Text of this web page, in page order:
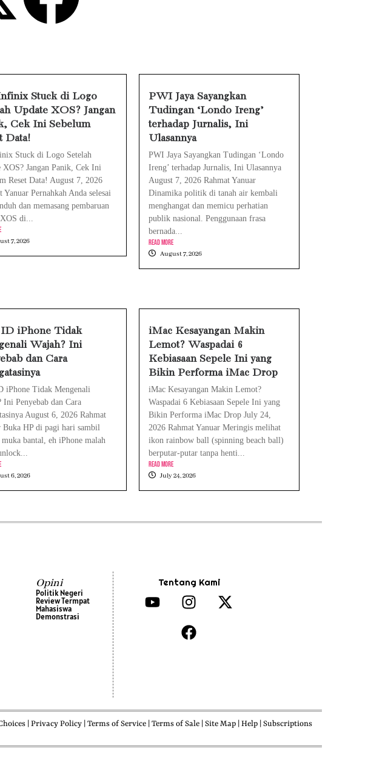
Desak DPR Bersikap, Ini Ulasan Politiknya
Rompi Pink? Ini Penjelasan dan Faktanya
dan Cara Mengatasinya
dan Cara Mengatasinya
Stuck di Logo
Update XOS? Jangan
Cek Ini Sebelum
Data!
Stuck di Logo Setelah
XOS? Jangan Panik, Cek Ini
Reset Data! August 7, 2026
Yanuar Pernahkah Anda selesai
dan memasang pembaruan
di...
7, 2026
PWI Jaya Sayangkan
Tudingan ‘Londo Ireng’
terhadap Jurnalis, Ini
Ulasannya
PWI Jaya Sayangkan Tudingan ‘Londo
Ireng’ terhadap Jurnalis, Ini Ulasannya
August 7, 2026 Rahmat Yanuar
Dinamika politik di tanah air kembali
menghangat dan memicu perhatian
publik nasional. Penggunaan frasa
bernada...
Read More
August 7, 2026
ID iPhone Tidak
Wajah? Ini
dan Cara
iPhone Tidak Mengenali
Ini Penyebab dan Cara
August 6, 2026 Rahmat
Buka HP di pagi hari sambil
muka bantal, eh iPhone malah
6, 2026
iMac Kesayangan Makin
Lemot? Waspadai 6
Kebiasaan Sepele Ini yang
Bikin Performa iMac Drop
iMac Kesayangan Makin Lemot?
Waspadai 6 Kebiasaan Sepele Ini yang
Bikin Performa iMac Drop July 24,
2026 Rahmat Yanuar Meringis melihat
ikon rainbow ball (spinning beach ball)
berputar-putar tanpa henti...
Read More
July 24, 2026
Opini
Politik Negeri
Review Termpat
Mahasiswa
Demonstrasi
Tentang Kami
| Privacy Policy | Terms of Service | Terms of Sale | Site Map | Help | Subscriptions